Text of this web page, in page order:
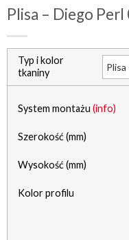
Plisa – Diego Perl
Typ i kolor
tkaniny
System montażu (info)
Szerokość (mm)
Wysokość (mm)
Kolor profilu